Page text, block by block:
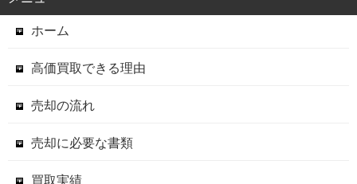
ホーム
高価買取できる理由
売却の流れ
売却に必要な書類
買取実績